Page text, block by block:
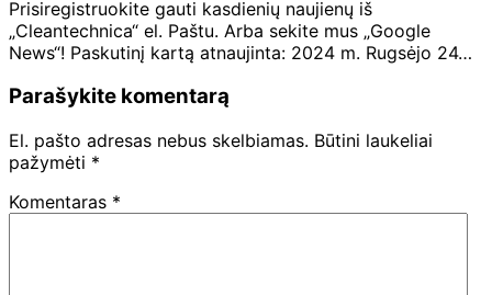
Prisiregistruokite gauti kasdienių naujienų iš
„Cleantechnica“ el. Paštu. Arba sekite mus „Google
News“! Paskutinį kartą atnaujinta: 2024 m. Rugsėjo 24…
Parašykite komentarą
El. pašto adresas nebus skelbiamas. Būtini laukeliai
pažymėti *
Komentaras *